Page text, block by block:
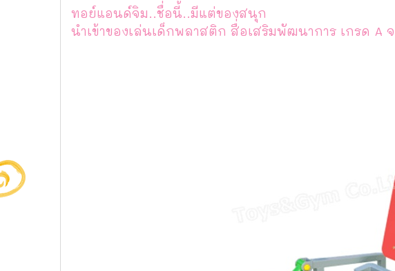
ทอย์แอนด์จิม..ชื่อนี้..มีแต่ของสนุก
นำเข้าของเล่นเด็กพลาสติก สื่อเสริมพัฒนาการ เกรด A